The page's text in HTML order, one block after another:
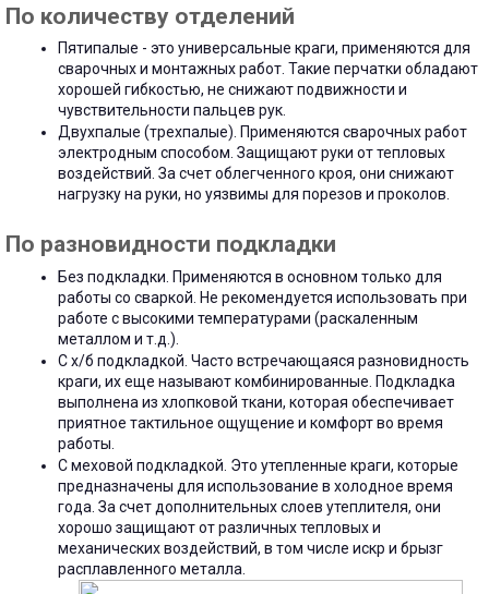
По количеству отделений
Пятипалые - это универсальные краги, применяются для
сварочных и монтажных работ. Такие перчатки обладают
хорошей гибкостью, не снижают подвижности и
чувствительности пальцев рук.
Двухпалые (трехпалые). Применяются сварочных работ
электродным способом. Защищают руки от тепловых
воздействий. За счет облегченного кроя, они снижают
нагрузку на руки, но уязвимы для порезов и проколов.
По разновидности подкладки
Без подкладки. Применяются в основном только для
работы со сваркой. Не рекомендуется использовать при
работе с высокими температурами (раскаленным
металлом и т.д.).
С х/б подкладкой. Часто встречающаяся разновидность
краги, их еще называют комбинированные. Подкладка
выполнена из хлопковой ткани, которая обеспечивает
приятное тактильное ощущение и комфорт во время
работы.
С меховой подкладкой. Это утепленные краги, которые
предназначены для использование в холодное время
года. За счет дополнительных слоев утеплителя, они
хорошо защищают от различных тепловых и
механических воздействий, в том числе искр и брызг
расплавленного металла.